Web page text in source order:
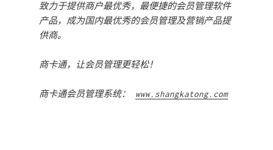
致力于提供商户最优秀，最便捷的会员管理软件
产品，成为国内最优秀的会员管理及营销产品提
供商。
商卡通，让会员管理更轻松！
商卡通会员管理系统： www.shangkatong.com